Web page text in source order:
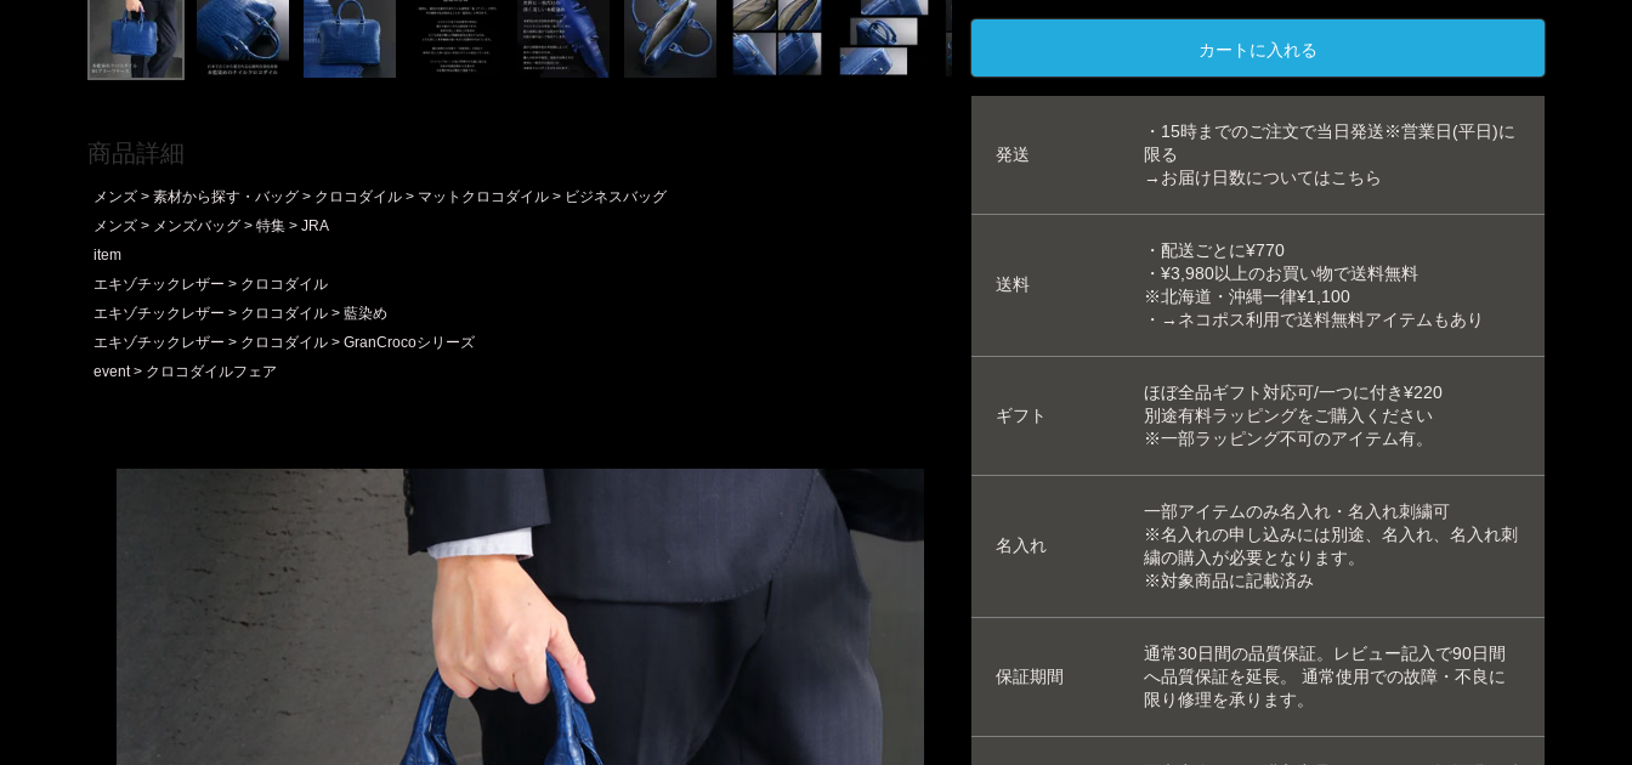
商品詳細
メンズ 素材から探す・バッグ クロコダイル マットクロコダイル
ビジネスバッグ
メンズ
メンズバッグ 特集
JRA
item
エキゾチックレザー
クロコダイル
エキゾチックレザー
クロコダイル
藍染め
エキゾチックレザー
クロコダイル
GranCrocoシリーズ
event
クロコダイルフェア
カートに入れる
発送
・15時までのご注文で当日発送※営業日(平日)に
限る
→お届け日数についてはこちら
送料
・配送ごとに¥770
・¥3,980以上のお買い物で送料無料
※北海道・沖縄一律¥1,100
・ →ネコポス利用で送料無料アイテムもあり
ギフト
ほぼ全品ギフト対応可/一つに付き¥220
別途有料ラッピングをご購入ください
※一部ラッピング不可のアイテム有。
名入れ
一部アイテムのみ名入れ ・ 名入れ刺繍可
※名入れの申し込みには別途、名入れ、名入れ刺
繍の購入が必要となります。
※対象商品に記載済み
保証期間
通常30日間の品質保証。レビュー記入で90日間
へ品質保証を延長。 通常使用での故障・不良に
限り修理を承ります。